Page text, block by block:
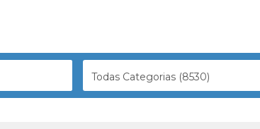
Todas Categorias (8530)